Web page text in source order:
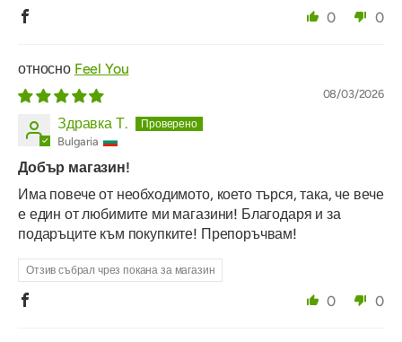
0 0
Feel You
08/03/2026
Здравка Т.
Bulgaria
Добър магазин!
Има повече от необходимото, което търся, така, че вече
е един от любимите ми магазини! Благодаря и за
подаръците към покупките! Препоръчвам!
Отзив събрал чрез покана за магазин
0 0